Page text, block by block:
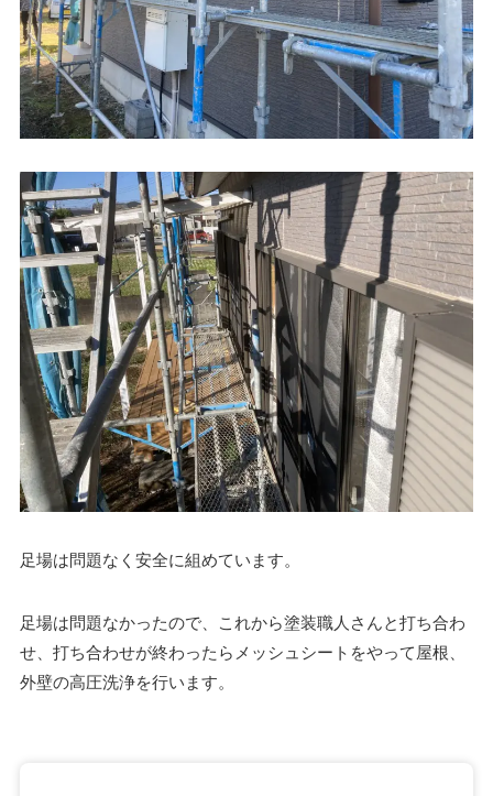
足場は問題なく安全に組めています。
足場は問題なかったので、これから塗装職人さんと打ち合わ
せ、打ち合わせが終わったらメッシュシートをやって屋根、
外壁の高圧洗浄を行います。